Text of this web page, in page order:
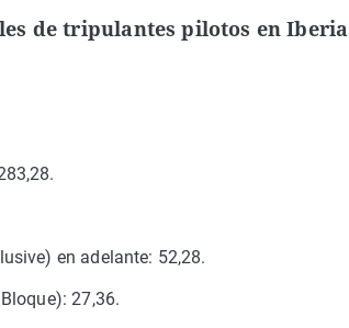
de tripulantes pilotos en Iberia
en adelante: 52,28.
27,36.